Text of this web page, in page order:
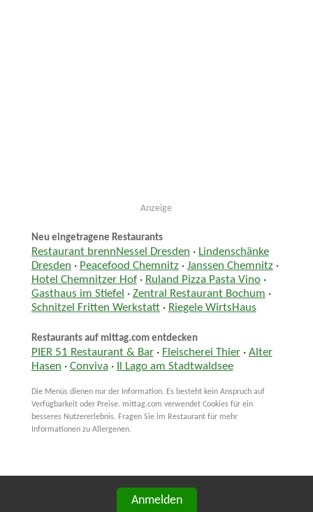
Anzeige
Neu eingetragene Restaurants
Restaurant brennNessel Dresden · Lindenschänke
Dresden · Peacefood Chemnitz· Janssen Chemnitz·
Hotel Chemnitzer Hof· Ruland Pizza Pasta Vino·
Gasthaus im Stiefel · Zentral Restaurant Bochum ·
Schnitzel Fritten Werkstatt· Riegele WirtsHaus
Restaurants auf mittag.com entdecken
PIER 51 Restaurant & Bar· Fleischerei Thier· Alter
Hasen · Conviva · Il Lago am Stadtwaldsee
Die Menüs dienen nur der Information. Es besteht kein Anspruch auf
Verfügbarkeit oder Preise. mittag.com verwendet Cookies für ein
besseres Nutzererlebnis. Fragen Sie im Restaurant für mehr
Informationen zu Allergenen.
Anmelden